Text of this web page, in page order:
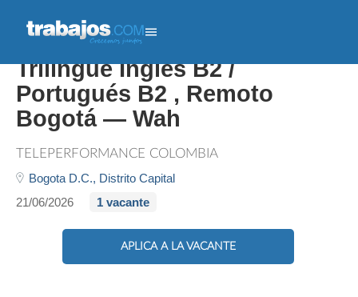
Tech Customer Expert:
Trilingüe Inglés B2 /
Portugués B2 , Remoto
Bogotá — Wah
TELEPERFORMANCE COLOMBIA
Bogota D.C., Distrito Capital
21/06/2026
1 vacante
APLICA A LA VACANTE